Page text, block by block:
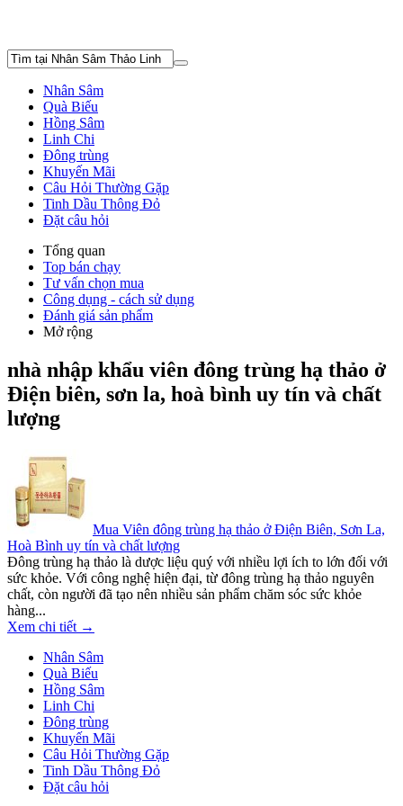
Nhân Sâm
Quà Biếu
Hồng Sâm
Linh Chi
Đông trùng
Khuyến Mãi
Câu Hỏi Thường Gặp
Tinh Dầu Thông Đỏ
Đặt câu hỏi
Tổng quan
Top bán chạy
Tư vấn chọn mua
Công dụng - cách sử dụng
Đánh giá sản phẩm
Mở rộng
nhà nhập khẩu viên đông trùng hạ thảo ở
Điện biên, sơn la, hoà bình uy tín và chất
lượng
Mua Viên đông trùng hạ thảo ở Điện Biên, Sơn La,
Hoà Bình uy tín và chất lượng
Đông trùng hạ thảo là dược liệu quý với nhiều lợi ích to lớn đối với
sức khỏe. Với công nghệ hiện đại, từ đông trùng hạ thảo nguyên
chất, còn người đã tạo nên nhiều sản phẩm chăm sóc sức khỏe
hàng...
Xem chi tiết →
Nhân Sâm
Quà Biếu
Hồng Sâm
Linh Chi
Đông trùng
Khuyến Mãi
Câu Hỏi Thường Gặp
Tinh Dầu Thông Đỏ
Đặt câu hỏi